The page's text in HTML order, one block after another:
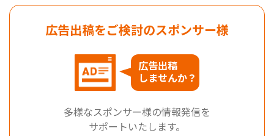
広告出稿をご検討のスポンサー様
広告出稿
しませんか？
多様なスポンサー様の情報発信を
サポートいたします。